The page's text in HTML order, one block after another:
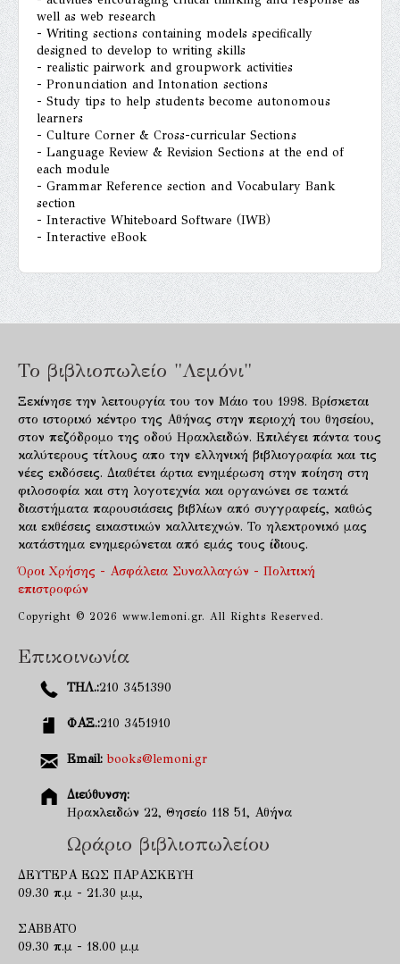
well as web research
- Writing sections containing models specifically
designed to develop to writing skills
- realistic pairwork and groupwork activities
- Pronunciation and Intonation sections
- Study tips to help students become autonomous
learners
- Culture Corner & Cross-curricular Sections
- Language Review & Revision Sections at the end of
each module
- Grammar Reference section and Vocabulary Bank
section
- Interactive Whiteboard Software (IWB)
- Interactive eBook
Το βιβλιοπωλείο "Λεμόνι"
Ξεκίνησε την λειτουργία του τον Μάιο του 1998. Βρίσκεται
στο ιστορικό κέντρο της Αθήνας στην περιοχή του θησείου,
στον πεζόδρομο της οδού Ηρακλειδών. Επιλέγει πάντα τους
καλύτερους τίτλους απο την ελληνική βιβλιογραφία και τις
νέες εκδόσεις. Διαθέτει άρτια ενημέρωση στην ποίηση στη
φιλοσοφία και στη λογοτεχνία και οργανώνει σε τακτά
διαστήματα παρουσιάσεις βιβλίων από συγγραφείς, καθώς
και εκθέσεις εικαστικών καλλιτεχνών. Το ηλεκτρονικό μας
κατάστημα ενημερώνεται από εμάς τους ίδιους.
Όροι Χρήσης - Ασφάλεια Συναλλαγών - Πολιτική
επιστροφών
Copyright © 2026 www.lemoni.gr. All Rights Reserved.
Επικοινωνία
ΤΗΛ.:210 3451390
ΦΑΞ.:210 3451910
Email: books@lemoni.gr
Διεύθυνση:
Ηρακλειδών 22, Θησείο 118 51, Αθήνα
Ωράριο βιβλιοπωλείου
ΔΕΥΤΕΡΑ ΕΩΣ ΠΑΡΑΣΚΕΥΗ
09.30 π.μ - 21.30 μ.μ,
ΣΑΒΒΑΤΟ
09.30 π.μ - 18.00 μ.μ